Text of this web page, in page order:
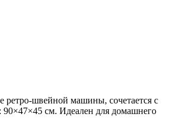
ретро‑швейной машины, сочетается с
90×47×45 см. Идеален для домашнего